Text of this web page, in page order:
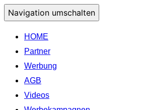
Navigation umschalten
HOME
Partner
Werbung
AGB
Videos